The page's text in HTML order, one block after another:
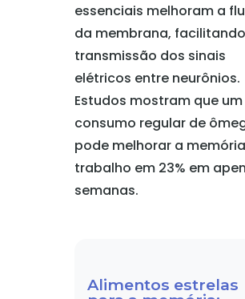
essenciais melhoram a
da membrana,
transmissão dos sinais
elétricos entre neurônios.
Estudos mostram que um
consumo regular de
pode melhorar a
trabalho em 23% em
semanas.
Alimentos estrelas